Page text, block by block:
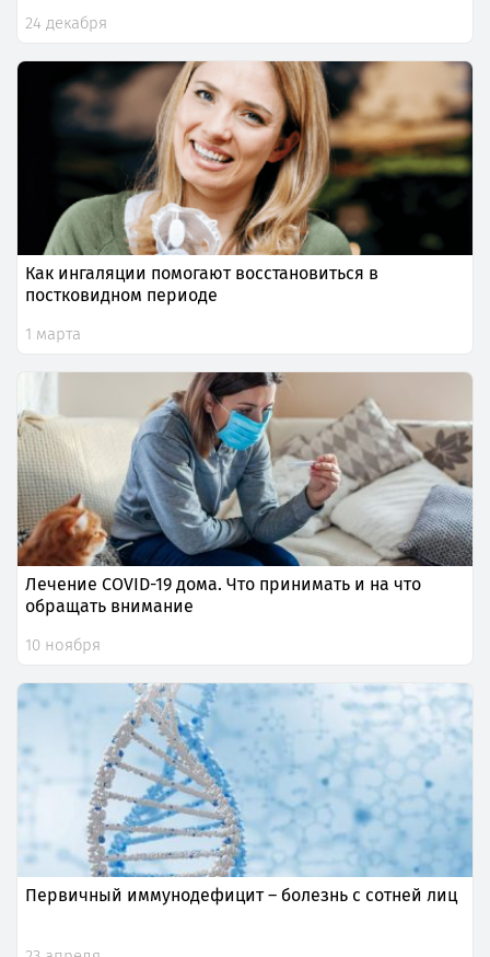
24 декабря
Как ингаляции помогают восстановиться в
постковидном периоде
1 марта
Лечение COVID-19 дома. Что принимать и на что
обращать внимание
10 ноября
Первичный иммунодефицит – болезнь с сотней лиц